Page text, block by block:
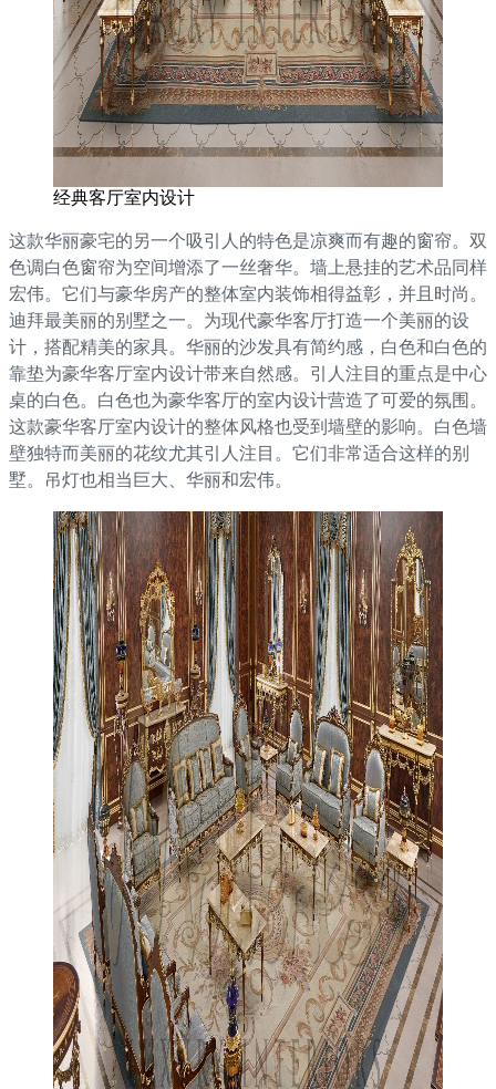
经典客厅室内设计
这款华丽豪宅的另一个吸引人的特色是凉爽而有趣的窗帘。双
色调白色窗帘为空间增添了一丝奢华。墙上悬挂的艺术品同样
宏伟。它们与豪华房产的整体室内装饰相得益彰，并且时尚。
迪拜最美丽的别墅之一。为现代豪华客厅打造一个美丽的设
计，搭配精美的家具。华丽的沙发具有简约感，白色和白色的
靠垫为豪华客厅室内设计带来自然感。引人注目的重点是中心
桌的白色。白色也为豪华客厅的室内设计营造了可爱的氛围。
这款豪华客厅室内设计的整体风格也受到墙壁的影响。白色墙
壁独特而美丽的花纹尤其引人注目。它们非常适合这样的别
墅。吊灯也相当巨大、华丽和宏伟。